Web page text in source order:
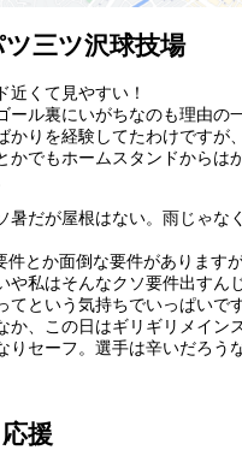
三ツ沢球技場
近くて見やすい！
ール裏にいがちなのも理由の
かりを経験してたわけですが
かでもホームスタンドからは
暑だが屋根はない。雨じゃな
件とか面倒な要件があります
や私はそんなクソ要件出すん
てという気持ちでいっぱいです
か、この日はギリギリメイン
りセーフ。選手は辛いだろう
援